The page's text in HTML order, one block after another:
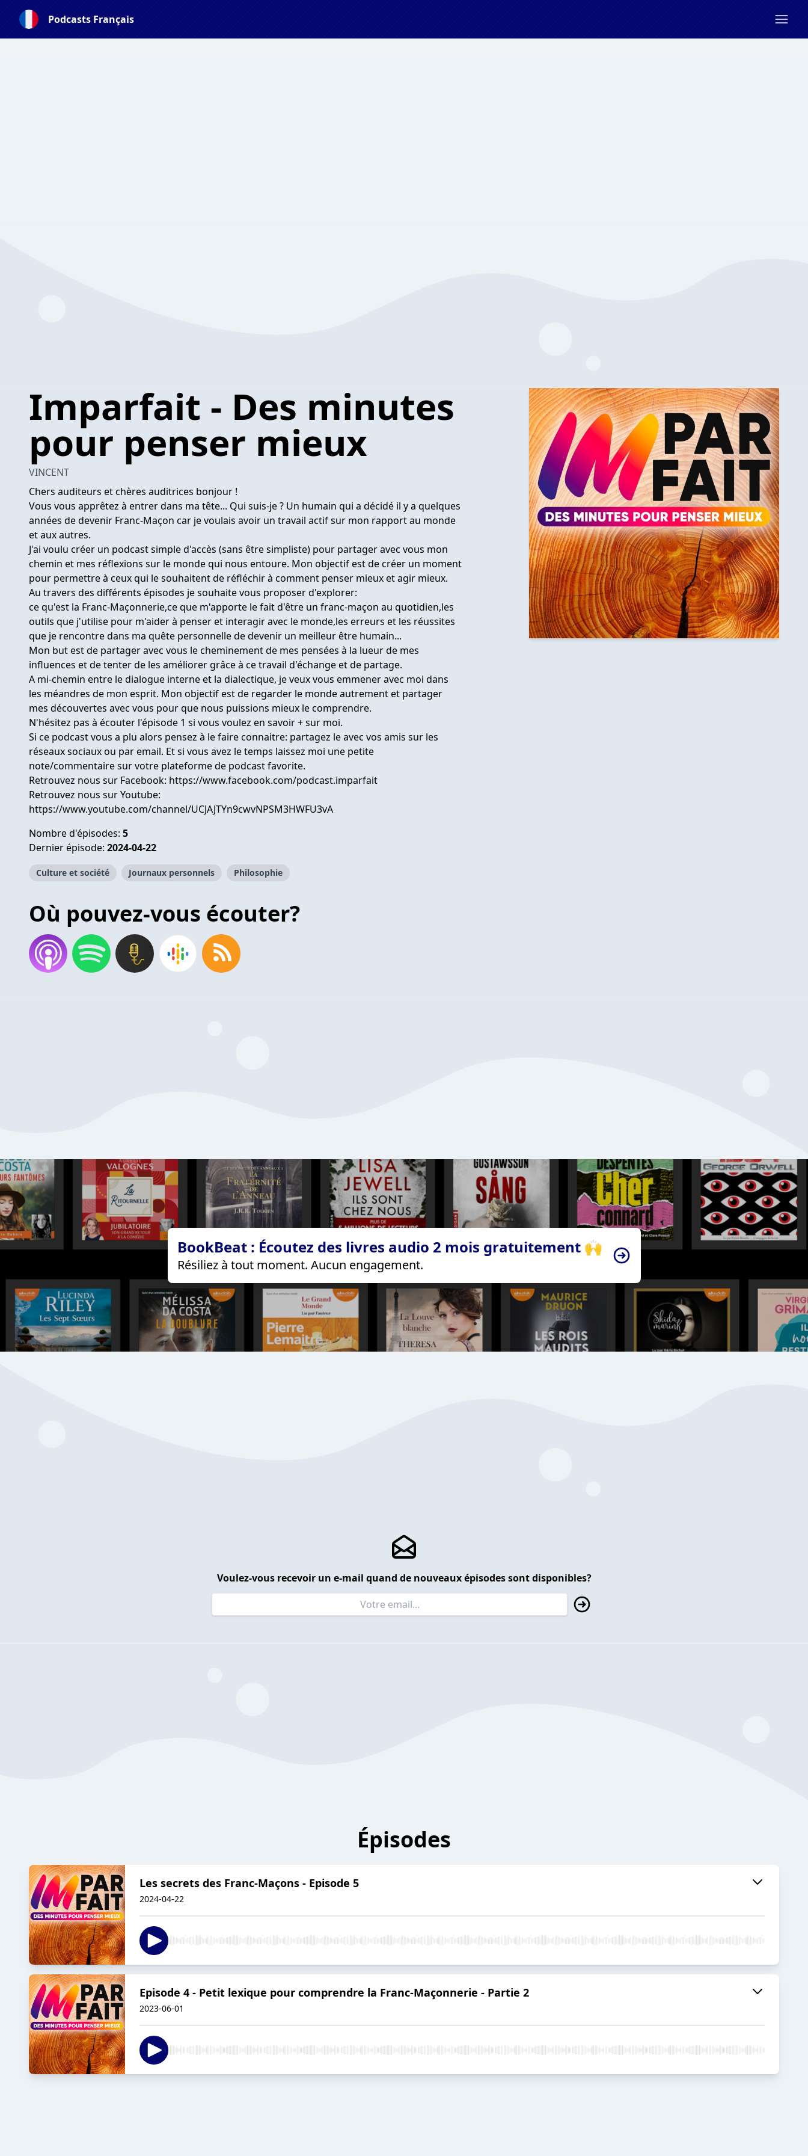
Podcasts Français
Imparfait - Des minutes
pour penser mieux
VINCENT
Chers auditeurs et chères auditrices bonjour !
Vous vous apprêtez à entrer dans ma tête... Qui suis-je ? Un humain qui a décidé il y a quelques
années de devenir Franc-Maçon car je voulais avoir un travail actif sur mon rapport au monde
et aux autres.
J'ai voulu créer un podcast simple d'accès (sans être simpliste) pour partager avec vous mon
chemin et mes réflexions sur le monde qui nous entoure. Mon objectif est de créer un moment
pour permettre à ceux qui le souhaitent de réfléchir à comment penser mieux et agir mieux.
Au travers des différents épisodes je souhaite vous proposer d'explorer:
ce qu'est la Franc-Maçonnerie,ce que m'apporte le fait d'être un franc-maçon au quotidien,les
outils que j'utilise pour m'aider à penser et interagir avec le monde,les erreurs et les réussites
que je rencontre dans ma quête personnelle de devenir un meilleur être humain...
Mon but est de partager avec vous le cheminement de mes pensées à la lueur de mes
influences et de tenter de les améliorer grâce à ce travail d'échange et de partage.
A mi-chemin entre le dialogue interne et la dialectique, je veux vous emmener avec moi dans
les méandres de mon esprit. Mon objectif est de regarder le monde autrement et partager
mes découvertes avec vous pour que nous puissions mieux le comprendre.
N'hésitez pas à écouter l'épisode 1 si vous voulez en savoir + sur moi.
Si ce podcast vous a plu alors pensez à le faire connaitre: partagez le avec vos amis sur les
réseaux sociaux ou par email. Et si vous avez le temps laissez moi une petite
note/commentaire sur votre plateforme de podcast favorite.
Retrouvez nous sur Facebook: https://www.facebook.com/podcast.imparfait
Retrouvez nous sur Youtube:
https://www.youtube.com/channel/UCJAJTYn9cwvNPSM3HWFU3vA
Nombre d'épisodes: 5
Dernier épisode: 2024-04-22
Culture et société Journaux personnels Philosophie
Où pouvez-vous écouter?
BookBeat : Écoutez des livres audio 2 mois gratuitement 🙌
Résiliez à tout moment. Aucun engagement.
Voulez-vous recevoir un e-mail quand de nouveaux épisodes sont disponibles?
Épisodes
Les secrets des Franc-Maçons - Episode 5
2024-04-22
Episode 4 - Petit lexique pour comprendre la Franc-Maçonnerie - Partie 2
2023-06-01